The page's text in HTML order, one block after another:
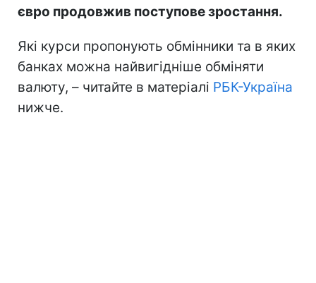
євро продовжив поступове зростання.
Які курси пропонують обмінники та в яких
банках можна найвигідніше обміняти
валюту, – читайте в матеріалі РБК-Україна
нижче.